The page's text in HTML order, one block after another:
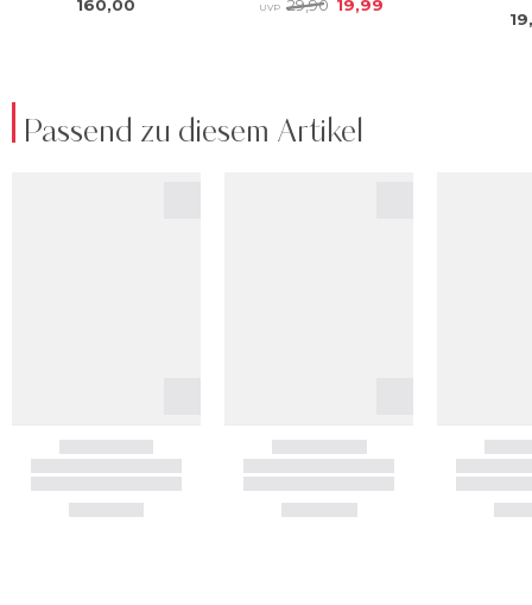
Passend zu diesem Artikel